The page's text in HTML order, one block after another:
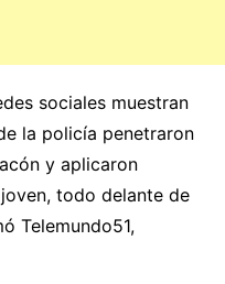
sociales muestran
la policía penetraron
y aplicaron
todo delante de
Telemundo51,